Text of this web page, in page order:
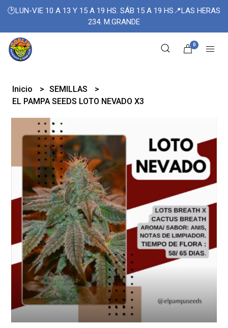
🕑LUN-VIE 10 A 13 Y 15 A 19 HS. SÁB 15 A 19 HS📍LAS HERAS
234. M.GRANDE
0
Inicio
SEMILLAS
EL PAMPA SEEDS LOTO NEVADO X3